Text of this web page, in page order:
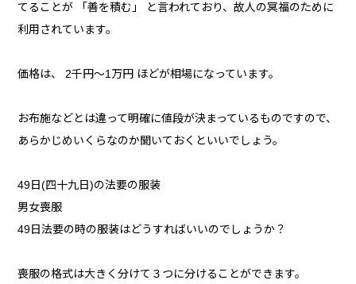
てることが 「善を積む」 と言われており、故人の冥福のために
利用されています。
価格は、 2千円〜1万円 ほどが相場になっています。
お布施などとは違って明確に値段が決まっているものですので、
あらかじめいくらなのか聞いておくといいでしょう。
49日(四十九日)の法要の服装
男女喪服
49日法要の時の服装はどうすればいいのでしょうか？
喪服の格式は大きく分けて３つに分けることができます。